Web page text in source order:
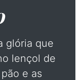
glória que
lençol de
e as